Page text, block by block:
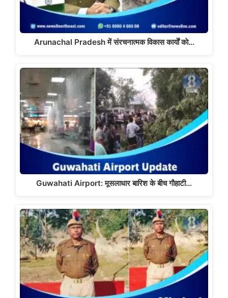
Arunachal Pradesh में संरचनात्मक विकास कार्याें काे…
Guwahati Airport: मूसलाधार बारिश के बीच गाैहाटी…